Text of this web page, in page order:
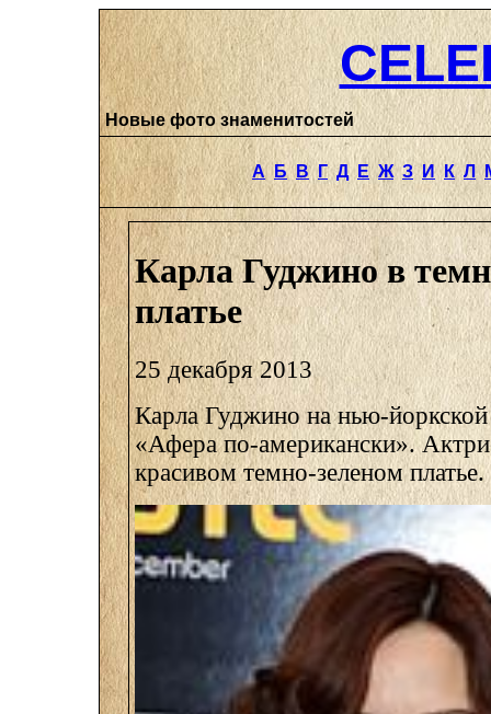
Новые фото знаменитостей
А Б В Г Д Е Ж З И К Л
Карла Гуджино в
платье
25 декабря 2013
Карла Гуджино на нью-
«Афера по-американски».
красивом темно-зеленом платье.